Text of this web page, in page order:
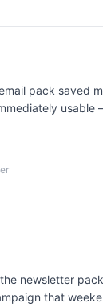
pack saved
usable
newsletter
that